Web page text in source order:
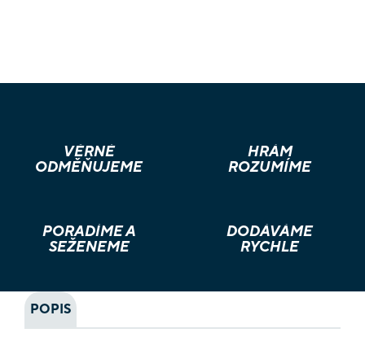
VĚRNÉ
ODMĚŇUJEME
HRÁM
ROZUMÍME
PORADÍME A
SEŽENEME
DODÁVÁME
RYCHLE
POPIS